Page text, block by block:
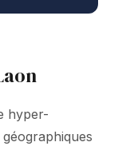
hyper-